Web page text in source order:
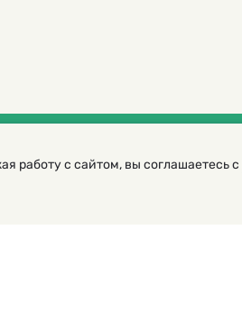
работу с сайтом, вы соглашаетесь с